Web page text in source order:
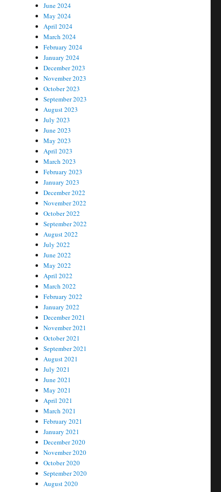
June 2024
May 2024
April 2024
March 2024
February 2024
January 2024
December 2023
November 2023
October 2023
September 2023
August 2023
July 2023
June 2023
May 2023
April 2023
March 2023
February 2023
January 2023
December 2022
November 2022
October 2022
September 2022
August 2022
July 2022
June 2022
May 2022
April 2022
March 2022
February 2022
January 2022
December 2021
November 2021
October 2021
September 2021
August 2021
July 2021
June 2021
May 2021
April 2021
March 2021
February 2021
January 2021
December 2020
November 2020
October 2020
September 2020
August 2020